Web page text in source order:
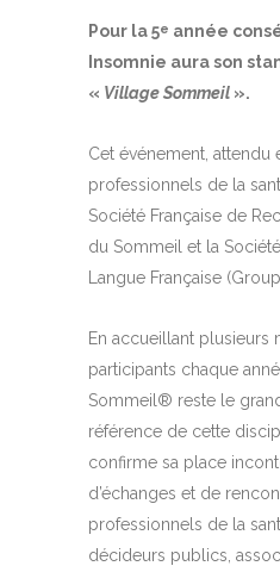
Pour la 5e année
Insomnie aura son
« Village Sommeil ».
Cet événement, attendu
professionnels de la
Société Française de
du Sommeil et la
Langue Française
En accueillant plusieurs
participants chaque
Sommeil® reste le
référence de cette
confirme sa place
d’échanges et de
professionnels de la
décideurs publics,